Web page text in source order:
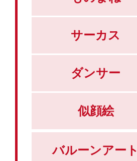
サーカス
ダンサー
似顔絵
バルーンアート